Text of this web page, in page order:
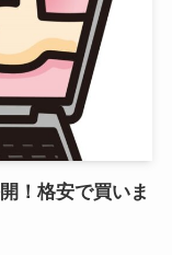
！格安で買いま